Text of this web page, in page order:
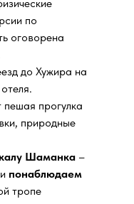
по
оговорена
до Хужира на
прогулка
природные
Шаманка –
понаблюдаем
тропе